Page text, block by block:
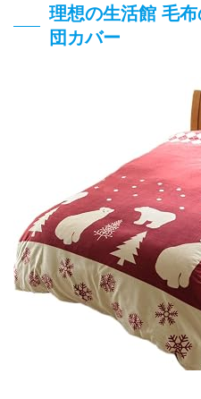
理想の生活館 毛
団カバー